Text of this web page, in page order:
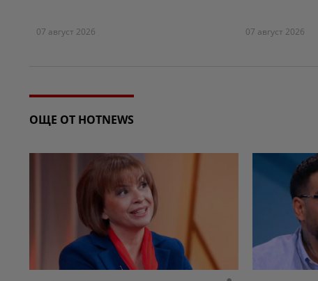
07 август 2026 07 август 2026
ОЩЕ ОТ HOTNEWS